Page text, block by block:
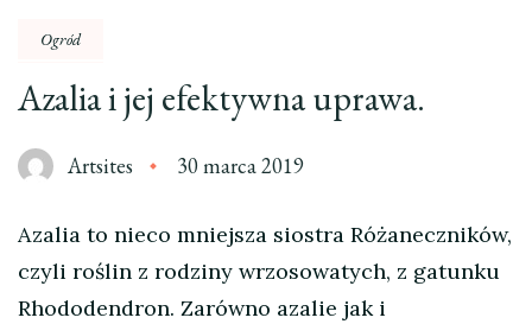
Ogród
Azalia i jej efektywna uprawa.
Artsites 30 marca 2019
Azalia to nieco mniejsza siostra Różaneczników,
czyli roślin z rodziny wrzosowatych, z gatunku
Rhododendron. Zarówno azalie jak i